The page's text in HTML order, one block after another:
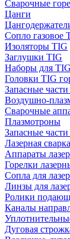
Сварочные
Цанги
Сопло газовое
Изоляторы TIG
Заглушки TIG
Наборы для
Головки TIG
Запасные
Воздушно-
Сварочные
Плазмотроны
Запасные
Лазерная
Аппараты
Горелки
Сопла для
Линзы для
Ролики
Каналы
Дуговая